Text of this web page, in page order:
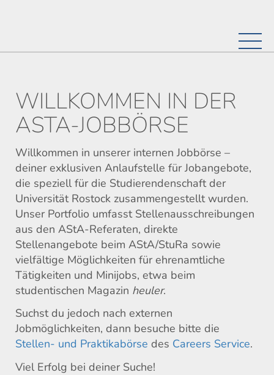
content
WILLKOMMEN IN DER
ASTA-JOBBÖRSE
Willkommen in unserer internen Jobbörse –
deiner exklusiven Anlaufstelle für Jobangebote,
die speziell für die Studierendenschaft der
Universität Rostock zusammengestellt wurden.
Unser Portfolio umfasst Stellenausschreibungen
aus den AStA-Referaten, direkte
Stellenangebote beim AStA/StuRa sowie
vielfältige Möglichkeiten für ehrenamtliche
Tätigkeiten und Minijobs, etwa beim
studentischen Magazin heuler.
Suchst du jedoch nach externen
Jobmöglichkeiten, dann besuche bitte die
Stellen- und Praktikabörse des Careers Service.
Viel Erfolg bei deiner Suche!